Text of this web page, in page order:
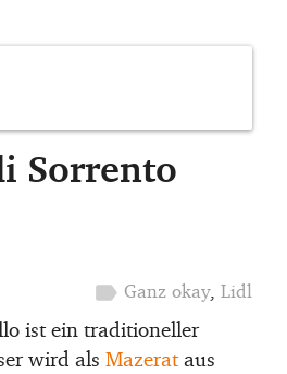
Sorrento
label Ganz okay, Lidl
ist ein traditioneller
wird als Mazerataus